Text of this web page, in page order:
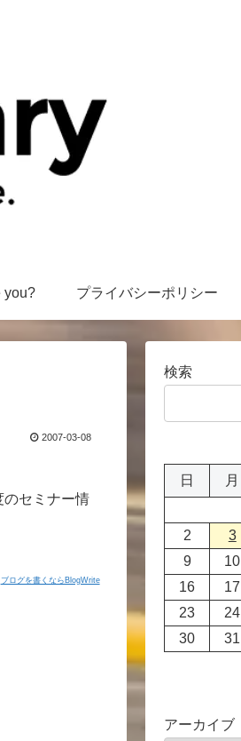
you? プライバシーポリシー
2007-03-08
セミナー情
ブログを書くならBlogWrite
検索
日
月
2
3
9
10
16
17
23
24
30
31
アーカイブ